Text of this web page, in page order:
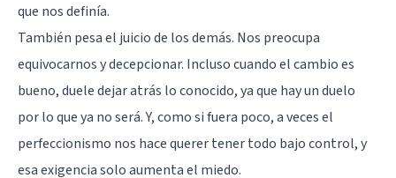
que nos definía.
También pesa el juicio de los demás. Nos preocupa
equivocarnos y decepcionar. Incluso cuando el cambio es
bueno, duele dejar atrás lo conocido, ya que hay un duelo
por lo que ya no será. Y, como si fuera poco, a veces el
perfeccionismo nos hace querer tener todo bajo control, y
esa exigencia solo aumenta el miedo.